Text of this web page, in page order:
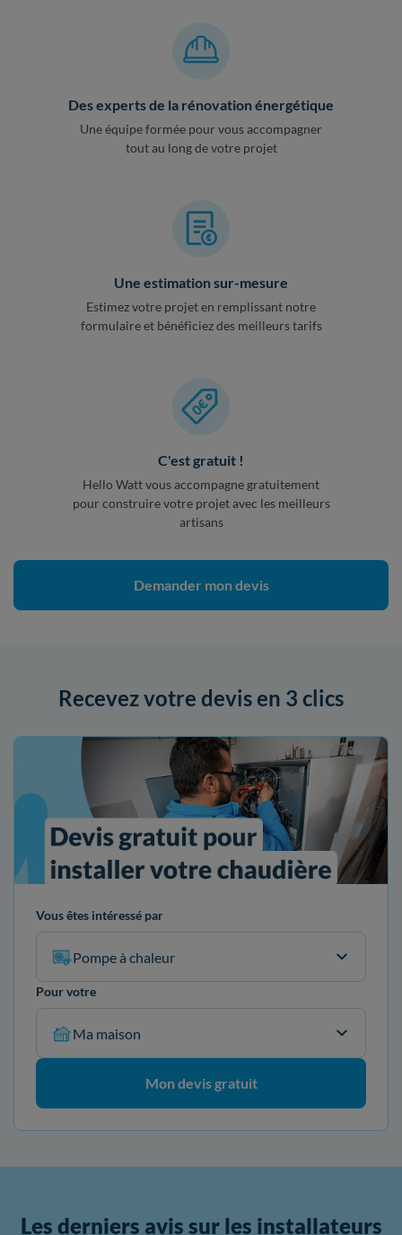
Des experts de la rénovation énergétique
Une équipe formée pour vous accompagner
tout au long de votre projet
Une estimation sur-mesure
Estimez votre projet en remplissant notre
formulaire et bénéficiez des meilleurs tarifs
C'est gratuit !
Hello Watt vous accompagne gratuitement
pour construire votre projet avec les meilleurs
artisans
Demander mon devis
Recevez votre devis en 3 clics
Vous êtes intéressé par
Pompe à chaleur
Pour votre
Ma maison
Mon devis gratuit
Les derniers avis sur les installateurs